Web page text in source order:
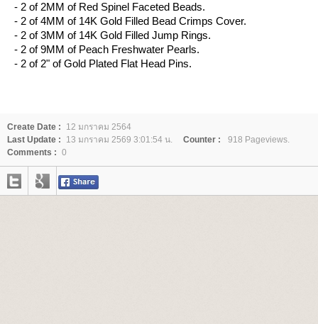
- 2 of 2MM of Red Spinel Faceted Beads.
- 2 of 4MM of 14K Gold Filled Bead Crimps Cover.
- 2 of 3MM of 14K Gold Filled Jump Rings.
- 2 of 9MM of Peach Freshwater Pearls.
- 2 of 2" of Gold Plated Flat Head Pins.
Create Date :
12 มกราคม 2564
Last Update :
13 มกราคม 2569 3:01:54 น. Counter :
918 Pageviews.
Comments : 0